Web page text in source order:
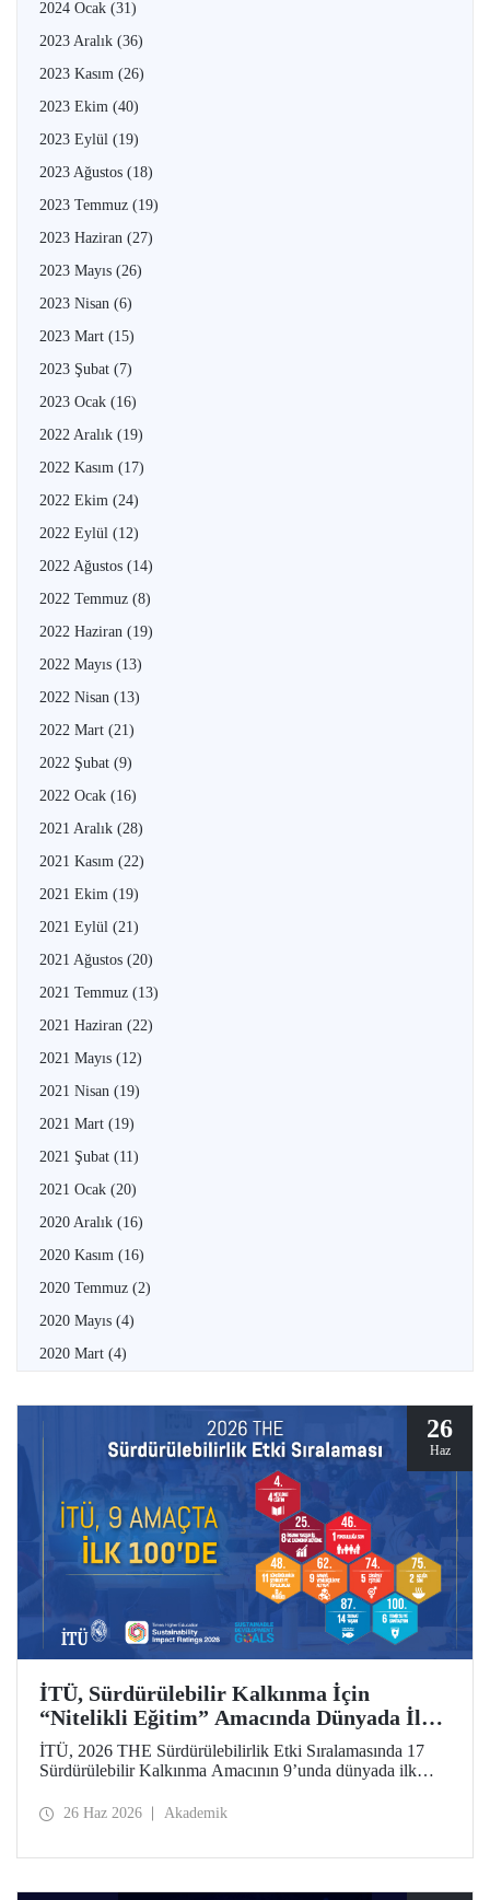
2024 Ocak (31)
2023 Aralık (36)
2023 Kasım (26)
2023 Ekim (40)
2023 Eylül (19)
2023 Ağustos (18)
2023 Temmuz (19)
2023 Haziran (27)
2023 Mayıs (26)
2023 Nisan (6)
2023 Mart (15)
2023 Şubat (7)
2023 Ocak (16)
2022 Aralık (19)
2022 Kasım (17)
2022 Ekim (24)
2022 Eylül (12)
2022 Ağustos (14)
2022 Temmuz (8)
2022 Haziran (19)
2022 Mayıs (13)
2022 Nisan (13)
2022 Mart (21)
2022 Şubat (9)
2022 Ocak (16)
2021 Aralık (28)
2021 Kasım (22)
2021 Ekim (19)
2021 Eylül (21)
2021 Ağustos (20)
2021 Temmuz (13)
2021 Haziran (22)
2021 Mayıs (12)
2021 Nisan (19)
2021 Mart (19)
2021 Şubat (11)
2021 Ocak (20)
2020 Aralık (16)
2020 Kasım (16)
2020 Temmuz (2)
2020 Mayıs (4)
2020 Mart (4)
26
Haz
İTÜ, Sürdürülebilir Kalkınma İçin
“Nitelikli Eğitim” Amacında Dünyada İlk
5’te
İTÜ, 2026 THE Sürdürülebilirlik Etki Sıralamasında 17
Sürdürülebilir Kalkınma Amacının 9’unda dünyada ilk
26 Haz 2026 Akademik